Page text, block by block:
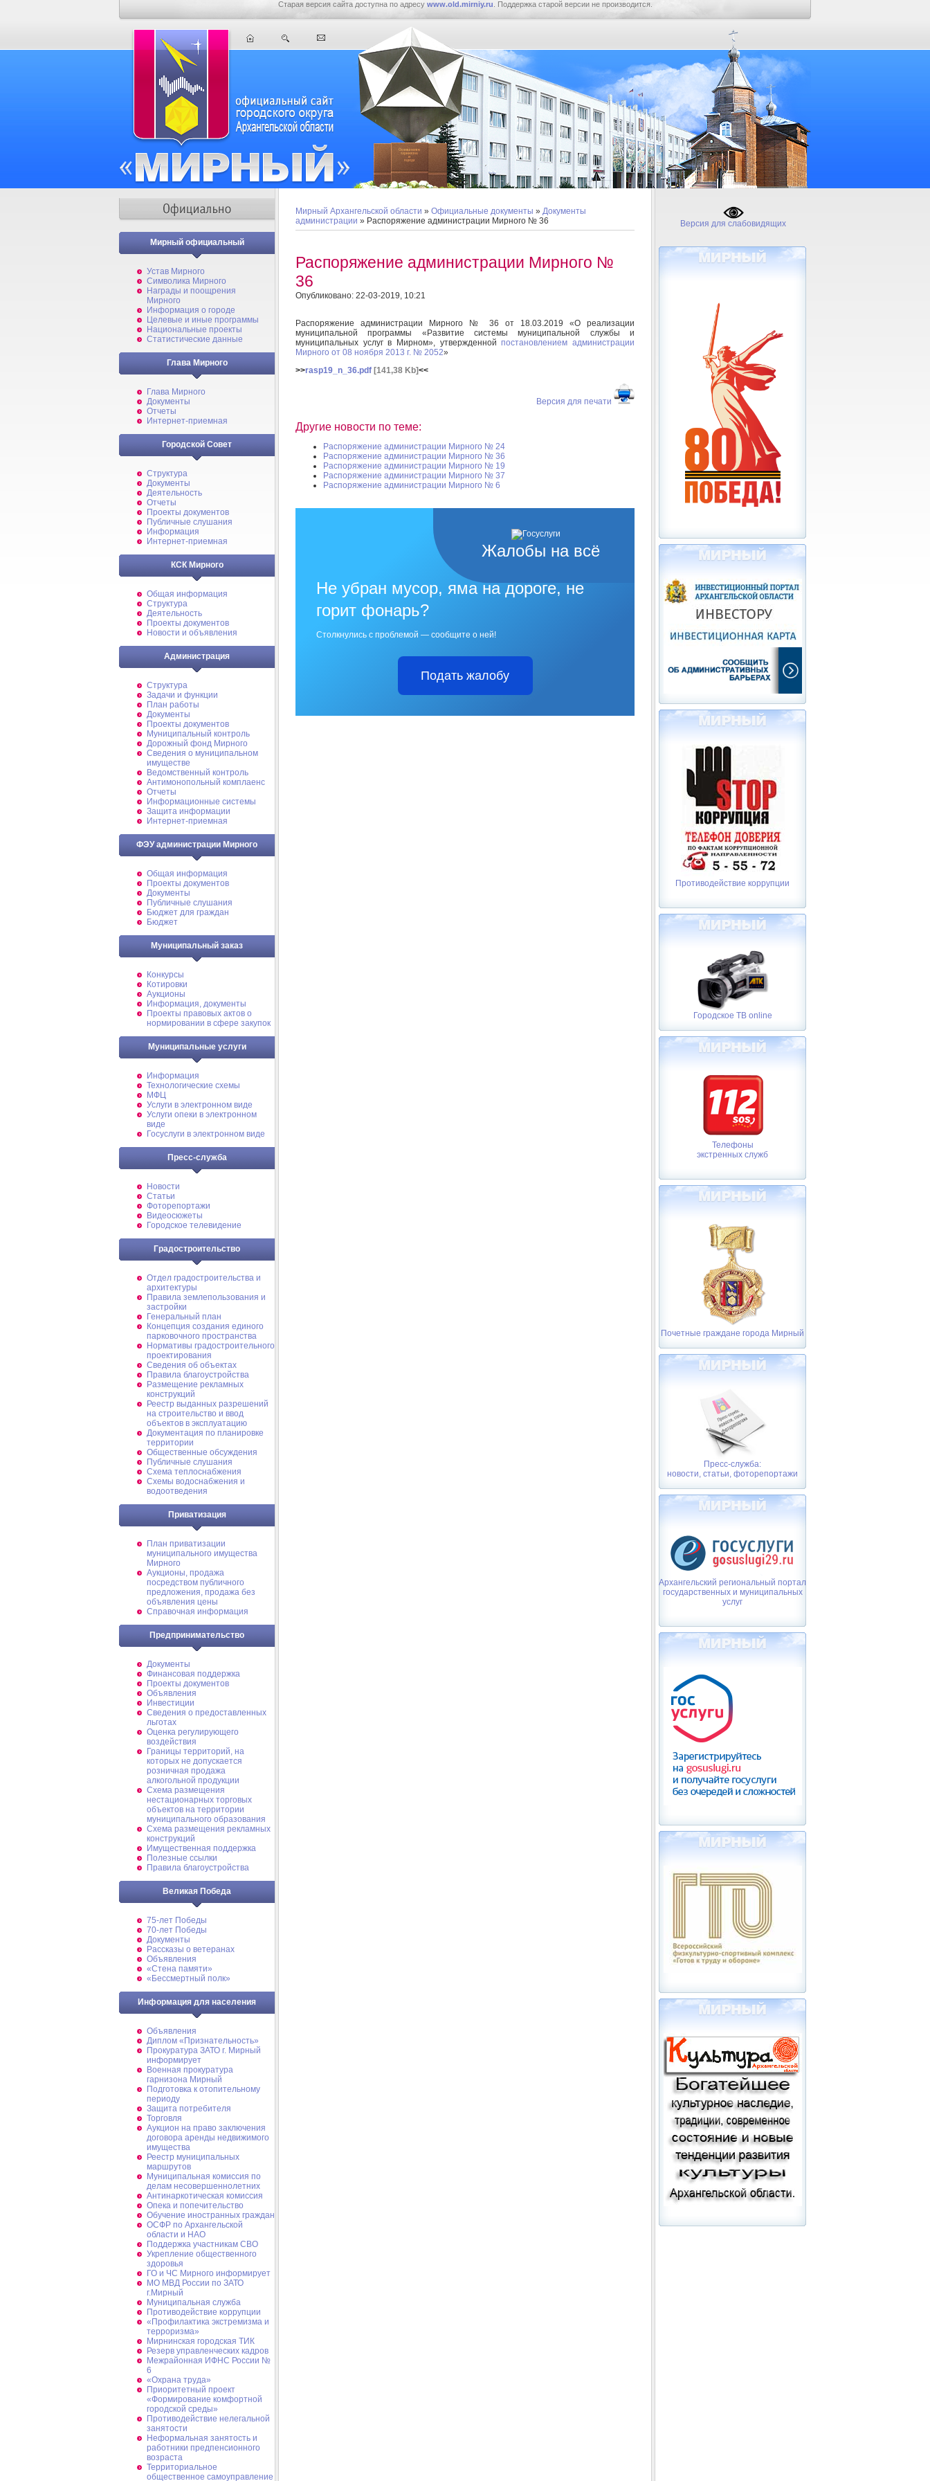
Старая версия сайта доступна по адресу www.old.mirniy.ru . Поддержка старой версии не производится.
Мирный официальный
Устав Мирного
Символика Мирного
Награды и поощрения
Мирного
Информация о городе
Целевые и иные программы
Национальные проекты
Статистические данные
Глава Мирного
Глава Мирного
Документы
Отчеты
Интернет-приемная
Городской Совет
Структура
Документы
Деятельность
Отчеты
Проекты документов
Публичные слушания
Информация
Интернет-приемная
КСК Мирного
Общая информация
Структура
Деятельность
Проекты документов
Новости и объявления
Администрация
Структура
Задачи и функции
План работы
Документы
Проекты документов
Муниципальный контроль
Дорожный фонд Мирного
Cведения о муниципальном
имуществе
Ведомственный контроль
Антимонопольный комплаенс
Отчеты
Информационные системы
Защита информации
Интернет-приемная
ФЭУ администрации Мирного
Общая информация
Проекты документов
Документы
Публичные слушания
Бюджет для граждан
Бюджет
Муниципальный заказ
Конкурсы
Котировки
Аукционы
Информация, документы
Проекты правовых актов о
нормировании в сфере закупок
Муниципальные услуги
Информация
Технологические схемы
МФЦ
Услуги в электронном виде
Услуги опеки в электронном
виде
Госуслуги в электронном виде
Пресс-служба
Новости
Статьи
Фоторепортажи
Видеосюжеты
Городское телевидение
Градостроительство
Отдел градостроительства и
архитектуры
Правила землепользования и
застройки
Генеральный план
Концепция создания единого
парковочного пространства
Нормативы градостроительного
проектирования
Сведения об объектах
Правила благоустройства
Размещение рекламных
конструкций
Реестр выданных разрешений
на строительство и ввод
объектов в эксплуатацию
Документация по планировке
территории
Общественные обсуждения
Публичные слушания
Схема теплоснабжения
Схемы водоснабжения и
водоотведения
Приватизация
План приватизации
муниципального имущества
Мирного
Аукционы, продажа
посредством публичного
предложения, продажа без
объявления цены
Справочная информация
Предпринимательство
Документы
Финансовая поддержка
Проекты документов
Объявления
Инвестиции
Сведения о предоставленных
льготах
Оценка регулирующего
воздействия
Границы территорий, на
которых не допускается
розничная продажа
алкогольной продукции
Схема размещения
нестационарных торговых
объектов на территории
муниципального образования
Схема размещения рекламных
конструкций
Имущественная поддержка
Полезные ссылки
Правила благоустройства
Великая Победа
75-лет Победы
70-лет Победы
Документы
Рассказы о ветеранах
Объявления
«Стена памяти»
«Бессмертный полк»
Информация для населения
Объявления
Диплом «Признательность»
Прокуратура ЗАТО г. Мирный
информирует
Военная прокуратура
гарнизона Мирный
Подготовка к отопительному
периоду
Защита потребителя
Торговля
Аукцион на право заключения
договора аренды недвижимого
имущества
Реестр муниципальных
маршрутов
Муниципальная комиссия по
делам несовершеннолетних
Антинаркотическая комиссия
Опека и попечительство
Обучение иностранных граждан
ОСФР по Архангельской
области и НАО
Поддержка участникам СВО
Укрепление общественного
здоровья
ГО и ЧС Мирного информирует
МО МВД России по ЗАТО
г.Мирный
Муниципальная cлужба
Противодействие коррупции
«Профилактика экстремизма и
терроризма»
Мирнинская городская ТИК
Резерв управленческих кадров
Межрайонная ИФНС России №
6
«Охрана труда»
Приоритетный проект
«Формирование комфортной
городской среды»
Противодействие нелегальной
занятости
Неформальная занятость и
работники предпенсионного
возраста
Территориальное
общественное самоуправление
Мирный Архангельской области » Официальные документы » Документы
администрации » Распоряжение администрации Мирного № 36
Распоряжение администрации Мирного №
36
Опубликовано: 22-03-2019, 10:21
Распоряжение администрации Мирного № 36 от 18.03.2019 «О реализации
муниципальной программы «Развитие системы муниципальной службы и
муниципальных услуг в Мирном», утвержденнойпостановлением администрации
Мирного от 08 ноября 2013 г. № 2052»
>>rasp19_n_36.pdf [141,38 Kb]<<
Версия для печати
Другие новости по теме:
Распоряжение администрации Мирного № 24
Распоряжение администрации Мирного № 36
Распоряжение администрации Мирного № 19
Распоряжение администрации Мирного № 37
Распоряжение администрации Мирного № 6
Жалобы на всё
Не убран мусор, яма на дороге, не
горит фонарь?
Столкнулись с проблемой — сообщите о ней!
Подать жалобу
Версия для слабовидящих
Противодействие коррупции
Городское ТВ online
Телефоны
экстренных служб
Почетные граждане города Мирный
Пресс-служба:
новости, статьи, фоторепортажи
Архангельский региональный портал
государственных и муниципальных
услуг